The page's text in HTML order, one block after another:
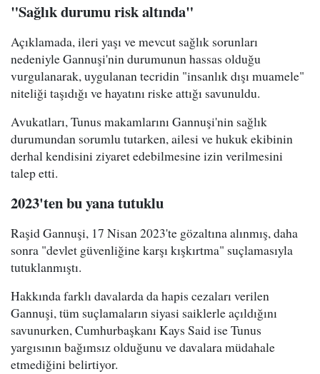
"Sağlık durumu risk altında"
Açıklamada, ileri yaşı ve mevcut sağlık sorunları
nedeniyle Gannuşi'nin durumunun hassas olduğu
vurgulanarak, uygulanan tecridin "insanlık dışı muamele"
niteliği taşıdığı ve hayatını riske attığı savunuldu.
Avukatları, Tunus makamlarını Gannuşi'nin sağlık
durumundan sorumlu tutarken, ailesi ve hukuk ekibinin
derhal kendisini ziyaret edebilmesine izin verilmesini
talep etti.
2023'ten bu yana tutuklu
Raşid Gannuşi, 17 Nisan 2023'te gözaltına alınmış, daha
sonra "devlet güvenliğine karşı kışkırtma" suçlamasıyla
tutuklanmıştı.
Hakkında farklı davalarda da hapis cezaları verilen
Gannuşi, tüm suçlamaların siyasi saiklerle açıldığını
savunurken, Cumhurbaşkanı Kays Said ise Tunus
yargısının bağımsız olduğunu ve davalara müdahale
etmediğini belirtiyor.